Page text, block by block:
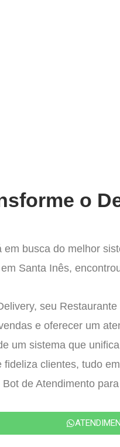
o
em busca do melhor
Santa Inês,
seu
e oferecer um
um sistema que
fideliza clientes, tudo
de Atendimento